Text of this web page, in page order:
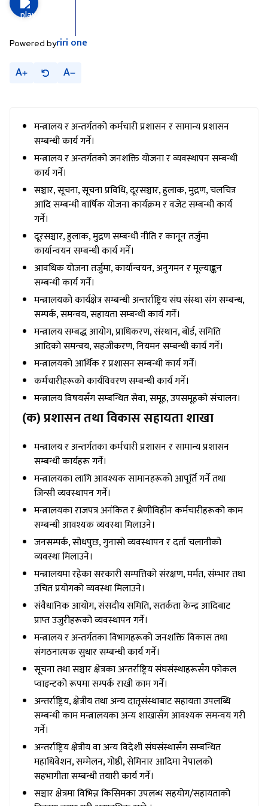
Powered byriri one
A A
मन्त्रालय र अन्तर्गतको कर्मचारी प्रशासन र सामान्य प्रशासन
सम्बन्धी कार्य गर्ने।
मन्त्रालय र अन्तर्गतको जनशक्ति योजना र व्यवस्थापन सम्बन्धी
कार्य गर्ने।
सञ्चार, सूचना, सूचना प्रविधि, दूरसञ्चार, हुलाक, मुद्रण, चलचित्र
आदि सम्बन्धी वार्षिक योजना कार्यक्रम र वजेट सम्बन्धी कार्य
गर्ने।
दूरसञ्चार, हुलाक, मुद्रण सम्बन्धी नीति र कानून तर्जुमा
कार्यान्वयन सम्बन्धी कार्य गर्ने।
आवधिक योजना तर्जुमा, कार्यान्वयन, अनुगमन र मूल्याङ्कन
सम्बन्धी कार्य गर्ने।
मन्त्रालयको कार्यक्षेत्र सम्बन्धी अन्तर्राष्ट्रिय संघ संस्था संग सम्बन्ध,
सम्पर्क, समन्वय, सहायता सम्बन्धी कार्य गर्ने।
मन्त्रालय सम्बद्ध आयोग, प्राधिकरण, संस्थान, बोर्ड, समिति
आदिको समन्वय, सहजीकरण, नियमन सम्बन्धी कार्य गर्ने।
मन्त्रालयको आर्थिक र प्रशासन सम्बन्धी कार्य गर्ने।
कर्मचारीहरूको कार्यविवरण सम्बन्धी कार्य गर्ने।
मन्त्रालय विषयसँग सम्बन्धित सेवा, समूह, उपसमूहको संचालन।
(क) प्रशासन तथा विकास सहायता शाखा
मन्त्रालय र अन्तर्गतका कर्मचारी प्रशासन र सामान्य प्रशासन
सम्बन्धी कार्यहरू गर्ने।
मन्त्रालयका लागि आवश्यक सामानहरूको आपूर्ति गर्ने तथा
जिन्सी व्यवस्थापन गर्ने।
मन्त्रालयका राजपत्र अनंकित र श्रेणीविहीन कर्मचारीहरूको काम
सम्बन्धी आवश्यक व्यवस्था मिलाउने।
जनसम्पर्क, सोधपुछ, गुनासो व्यवस्थापन र दर्ता चलानीको
व्यवस्था मिलाउने।
मन्त्रालयमा रहेका सरकारी सम्पत्तिको संरक्षण, मर्मत, संम्भार तथा
उचित प्रयोगको व्यवस्था मिलाउने।
संवैधानिक आयोग, संसदीय समिति, सतर्कता केन्द्र आदिबाट
प्राप्त उजुरीहरूको व्यवस्थापन गर्ने।
मन्त्रालय र अन्तर्गतका विभागहरूको जनशक्ति विकास तथा
संगठनात्मक सुधार सम्बन्धी कार्य गर्ने।
सूचना तथा सञ्चार क्षेत्रका अन्तर्राष्ट्रिय संघसंस्थाहरूसँग फोकल
प्वाइन्टको रूपमा सम्पर्क राखी काम गर्ने।
अन्तर्राष्ट्रिय, क्षेत्रीय तथा अन्य दातृसंस्थाबाट सहायता उपलब्धि
सम्बन्धी काम मन्त्रालयका अन्य शाखासँग आवश्यक समन्वय गरी
गर्ने।
अन्तर्राष्ट्रिय क्षेत्रीय वा अन्य विदेशी संघसंस्थासँग सम्बन्धित
महाधिवेशन, सम्मेलन, गोष्ठी, सेमिनार आदिमा नेपालको
सहभागीता सम्बन्धी तयारी कार्य गर्ने।
सञ्चार क्षेत्रमा विभिन्न किसिमका उपलब्ध सहयोग/सहायताको